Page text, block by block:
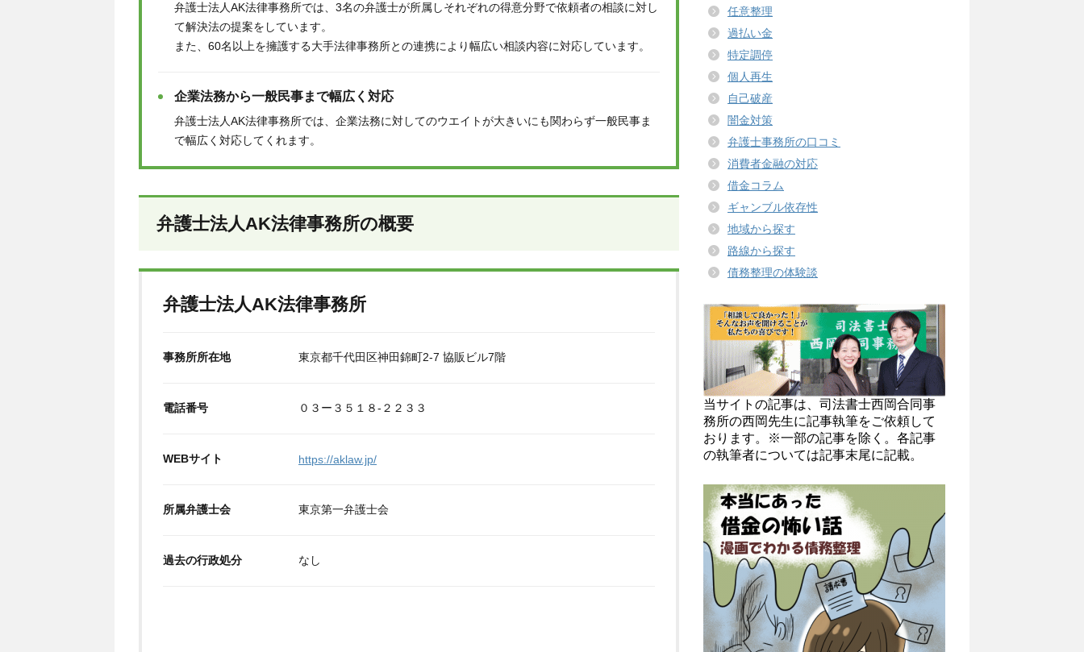
弁護士法人AK法律事務所では、3名の弁護士が所属しそれぞれの得意分野で依頼者の相談に対し
て解決法の提案をしています。
また、60名以上を擁護する大手法律事務所との連携により幅広い相談内容に対応しています。
企業法務から一般民事まで幅広く対応
弁護士法人AK法律事務所では、企業法務に対してのウエイトが大きいにも関わらず一般民事ま
で幅広く対応してくれます。
弁護士法人AK法律事務所の概要
弁護士法人AK法律事務所
事務所所在地 東京都千代田区神田錦町2-7 協販ビル7階
電話番号 ０３ー３５１８‐２２３３
WEBサイト https://aklaw.jp/
所属弁護士会 東京第一弁護士会
過去の行政処分 なし
任意整理
過払い金
特定調停
個人再生
自己破産
闇金対策
弁護士事務所の口コミ
消費者金融の対応
借金コラム
ギャンブル依存性
地域から探す
路線から探す
債務整理の体験談
当サイトの記事は、司法書士西岡合同事
務所の西岡先生に記事執筆をご依頼して
おります。※一部の記事を除く。各記事
の執筆者については記事末尾に記載。